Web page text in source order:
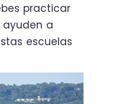
practicar
a
escuelas